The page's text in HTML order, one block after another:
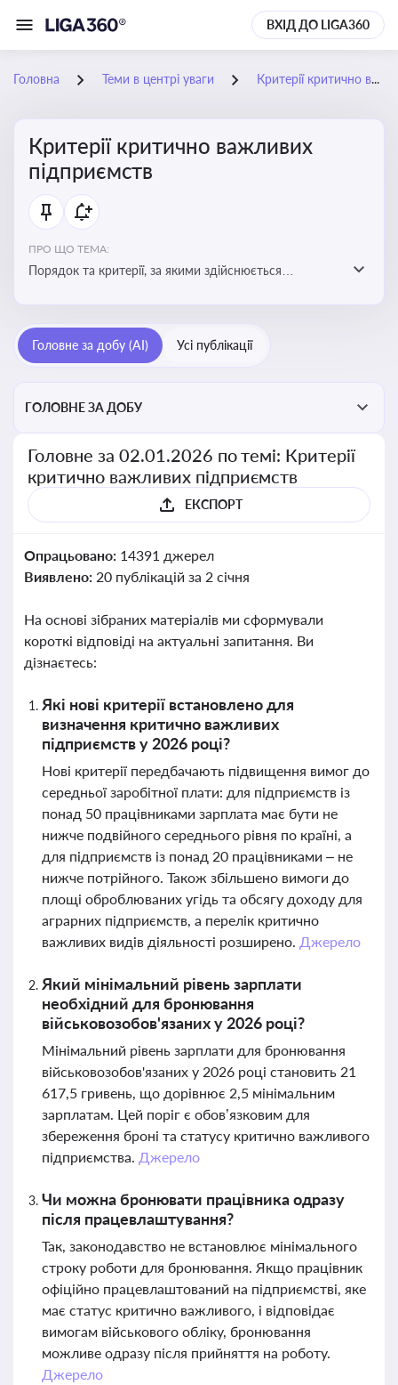
ВХІД ДО LIGA360
Головна Теми в центрі уваги Критерії критично важливих підприємств
Критерії критично важливих
підприємств
ПРО ЩО ТЕМА:
Порядок та критерії, за якими здійснюється
Головне за добу (AI) Усі публікації
ГОЛОВНЕ ЗА ДОБУ
Головне за 02.01.2026 по темі: Критерії
критично важливих підприємств
ЕКСПОРТ
Опрацьовано: 14391 джерел
Виявлено: 20 публікацій за 2 січня
На основі зібраних матеріалів ми сформували
короткі відповіді на актуальні запитання. Ви
дізнаєтесь:
Які нові критерії встановлено для
визначення критично важливих
підприємств у 2026 році?
Нові критерії передбачають підвищення вимог до
середньої заробітної плати: для підприємств із
понад 50 працівниками зарплата має бути не
нижче подвійного середнього рівня по країні, а
для підприємств із понад 20 працівниками – не
нижче потрійного. Також збільшено вимоги до
площі оброблюваних угідь та обсягу доходу для
аграрних підприємств, а перелік критично
важливих видів діяльності розширено. Джерело
Який мінімальний рівень зарплати
необхідний для бронювання
військовозобов'язаних у 2026 році?
Мінімальний рівень зарплати для бронювання
військовозобов'язаних у 2026 році становить 21
617,5 гривень, що дорівнює 2,5 мінімальним
зарплатам. Цей поріг є обов’язковим для
збереження броні та статусу критично важливого
підприємства. Джерело
Чи можна бронювати працівника одразу
після працевлаштування?
Так, законодавство не встановлює мінімального
строку роботи для бронювання. Якщо працівник
офіційно працевлаштований на підприємстві, яке
має статус критично важливого, і відповідає
вимогам військового обліку, бронювання
можливе одразу після прийняття на роботу.
Джерело